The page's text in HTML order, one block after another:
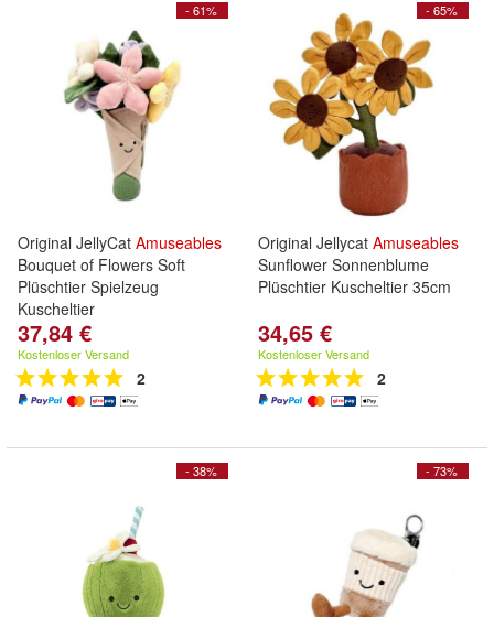
- 61%
Original JellyCat Amuseables
Bouquet of Flowers Soft
Plüschtier Spielzeug
Kuscheltier
37,84 €
Kostenloser Versand
2
- 65%
Original Jellycat Amuseables
Sunflower Sonnenblume
Plüschtier Kuscheltier 35cm
34,65 €
Kostenloser Versand
2
- 38% - 73%